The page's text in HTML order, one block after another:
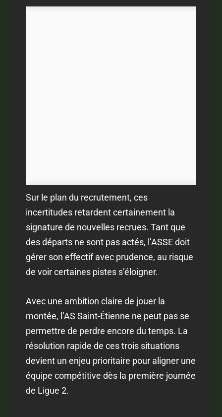
Sur le plan du recrutement, ces
incertitudes retardent certainement la
signature de nouvelles recrues. Tant que
des départs ne sont pas actés, l’ASSE doit
gérer son effectif avec prudence, au risque
de voir certaines pistes s’éloigner.
Avec une ambition claire de jouer la
montée, l’AS Saint-Étienne ne peut pas se
permettre de perdre encore du temps. La
résolution rapide de ces trois situations
devient un enjeu prioritaire pour aligner une
équipe compétitive dès la première journée
de Ligue 2.